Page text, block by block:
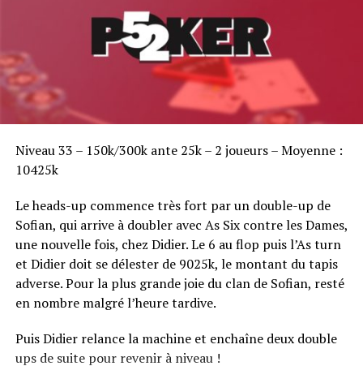
Niveau 33 – 150k/300k ante 25k – 2 joueurs – Moyenne :
10425k
Le heads-up commence très fort par un double-up de
Sofian, qui arrive à doubler avec As Six contre les Dames,
une nouvelle fois, chez Didier. Le 6 au flop puis l’As turn
et Didier doit se délester de 9025k, le montant du tapis
adverse. Pour la plus grande joie du clan de Sofian, resté
en nombre malgré l’heure tardive.
Puis Didier relance la machine et enchaîne deux double
ups de suite pour revenir à niveau !